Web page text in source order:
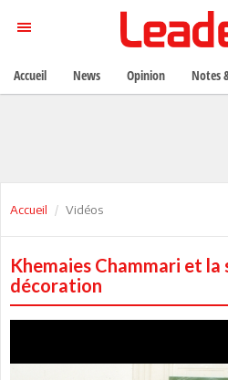
Accueil Vidéos
Khemaies Chammari et la
décoration
Accueil News Opinion Notes